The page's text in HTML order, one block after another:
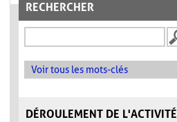
RECHERCHER
Voir tous les mots-clés
DÉROULEMENT DE L'ACTIVITÉ